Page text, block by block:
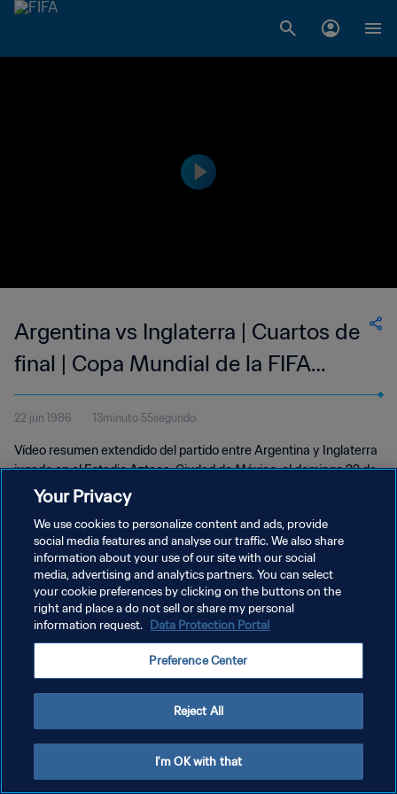
Argentina vs Inglaterra | Cuartos de
final | Copa Mundial de la FIFA
México 1986™ | Highlights
Extendidos
22 jun 1986 13minuto 55segundo
Vídeo resumen extendido del partido entre Argentina y Inglaterra
jugado en el Estadio Azteca, Ciudad de México, el domingo 22 de
junio de 1986.
POLÍTICA DE PRIVACIDAD
TÉRMINOS DE SERVICIO
AJUSTAR LA CONFIGURACIÓN DE LAS COOKIES
Your Privacy
We use cookies to personalize content and ads, provide
social media features and analyse our traffic. We also share
information about your use of our site with our social
media, advertising and analytics partners. You can select
your cookie preferences by clicking on the buttons on the
right and place a do not sell or share my personal
information request. Data Protection Portal
Preference Center
Reject All
I'm OK with that